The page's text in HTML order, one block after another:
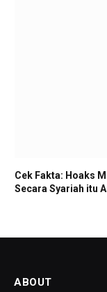
Cek Fakta: Hoaks
Secara Syariah itu
ABOUT